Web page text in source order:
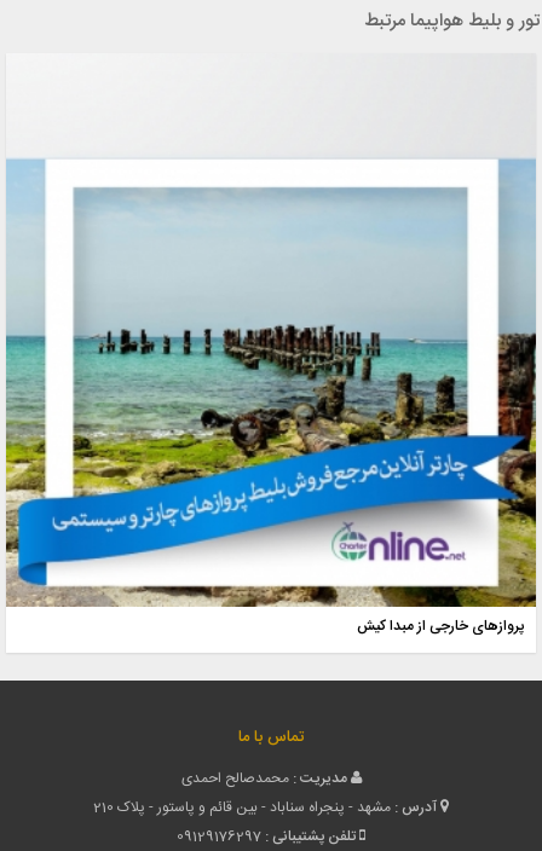
تور و بلیط هواپیما مرتبط
پروازهای خارجی از مبدا کیش
تماس با ما
مدیریت : محمدصالح احمدی
آدرس : مشهد - پنجراه سناباد - بین قائم و پاستور - پلاک 210
تلفن پشتیبانی : 09129176297